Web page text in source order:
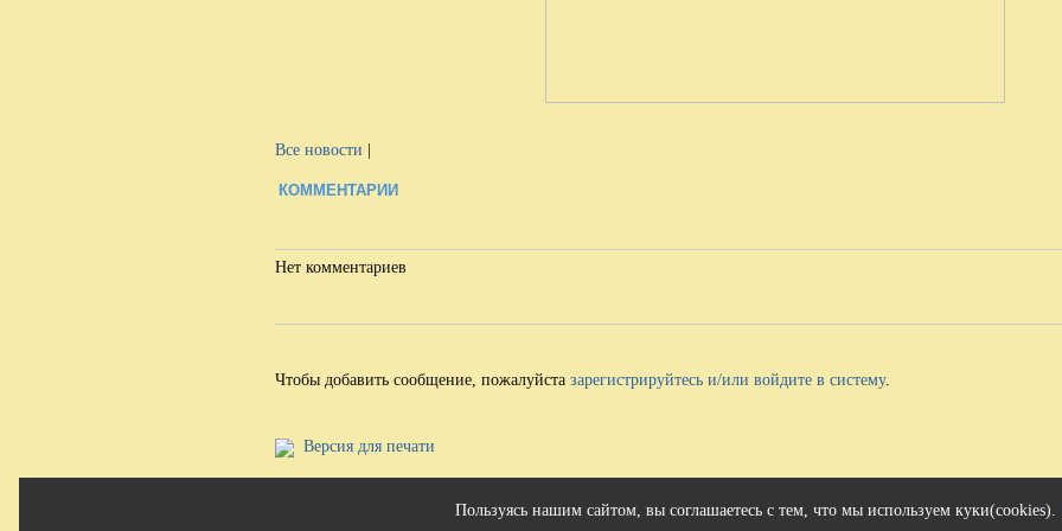
Все новости
КОММЕНТАРИИ
Нет комментариев
Чтобы добавить сообщение, пожалуйста зарегистрируйтесь и/или войдите в систему.
Версия для печати
Сайт использует файлы cookies и другие сервисы сбора технических данных его
Пользуясь нашим сайтом, вы соглашаетесь с тем, что мы используем куки(cookies).